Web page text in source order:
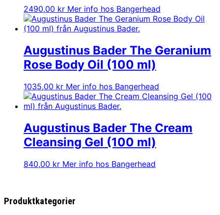
2490,00 kr Mer info hos Bangerhead
Augustinus Bader The Geranium
Rose Body Oil (100 ml)
1035,00 kr Mer info hos Bangerhead
Augustinus Bader The Cream
Cleansing Gel (100 ml)
840,00 kr Mer info hos Bangerhead
Produktkategorier